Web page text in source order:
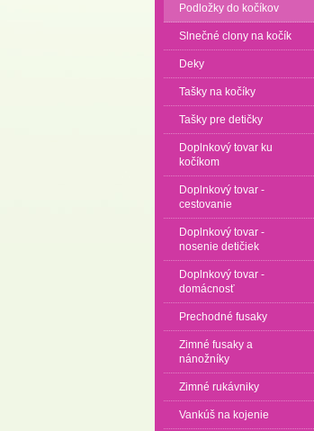
Podložky do kočíkov
Slnečné clony na kočík
Deky
Tašky na kočíky
Tašky pre detičky
Doplnkový tovar ku
kočíkom
Doplnkový tovar -
cestovanie
Doplnkový tovar -
nosenie detičiek
Doplnkový tovar -
domácnosť
Prechodné fusaky
Zimné fusaky a
nánožníky
Zimné rukávniky
Vankúš na kojenie